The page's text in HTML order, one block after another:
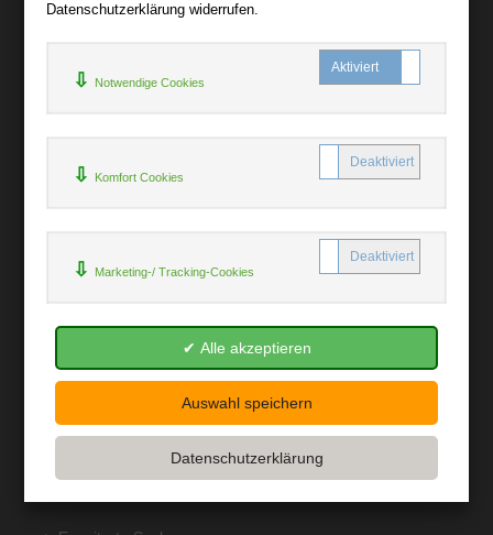
Widerruf
Hilfe
+
Newsletter
MARC21-Datenimport
Standing Order Anleitung
Rund um Ihren Einkauf
Datenschutzerklärung widerrufen.
Notwendige Cookies
Komfort Cookies
Marketing-/ Tracking-Cookies